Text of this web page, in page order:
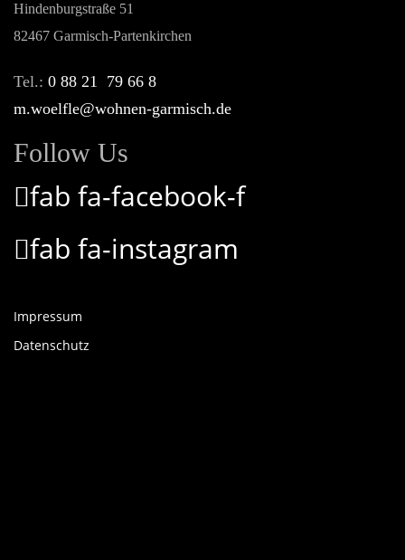
Hindenburgstraße 51
82467 Garmisch-Partenkirchen
Tel.: 0 88 21 79 66 8
m.woelfle@wohnen-garmisch.de
Follow Us
fab fa-facebook-f
fab fa-instagram
Impressum
Datenschutz